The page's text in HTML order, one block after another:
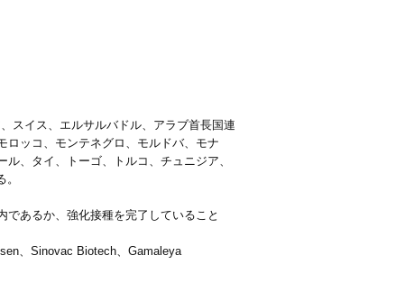
スイス、エルサルバドル、アラブ首長国連
ロッコ、モンテネグロ、モルドバ、モナ
、タイ、トーゴ、トルコ、チュニジア、
であるか、強化接種を完了していること
、Sinovac Biotech、Gamaleya